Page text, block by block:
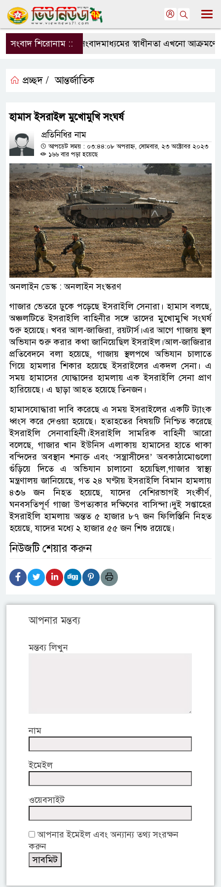
সংবাদ শিরোনাম ::সংবাদমাধ্যমের স্বাধীনতা এখনো আক্রমণের
প্রচ্ছদ / আন্তর্জাতিক
হামাস ইসরাইল মুখোমুখি সংঘর্ষ
প্রতিনিধির নাম
আপডেট সময় : ০৩:৪৪:০৮ অপরাহ্ন, সোমবার, ২৩ অক্টোবর ২০২৩
১৬৬ বার পড়া হয়েছে
অনলাইন ডেস্ক : অনলাইন সংস্করণ
গাজার ভেতরে ঢুকে পড়েছে ইসরাইলি সেনারা। হামাস বলছে,
অঞ্চলটিতে ইসরাইলি বাহিনীর সঙ্গে তাদের মুখোমুখি সংঘর্ষ
শুরু হয়েছে। খবর আল-জাজিরা, রয়টার্স।এর আগে গাজায় স্থল
অভিযান শুরু করার কথা জানিয়েছিল ইসরাইল।আল-জাজিরার
প্রতিবেদনে বলা হয়েছে, গাজায় স্থলপথে অভিযান চালাতে
গিয়ে হামলার শিকার হয়েছে ইসরাইলের একদল সেনা। এ
সময় হামাসের যোদ্ধাদের হামলায় এক ইসরাইলি সেনা প্রাণ
হারিয়েছে। এ ছাড়া আহত হয়েছে তিনজন।
হামাসযোদ্ধারা দাবি করেছে এ সময় ইসরাইলের একটি ট্যাংক
ধ্বংস করে দেওয়া হয়েছে। হতাহতের বিষয়টি নিশ্চিত করেছে
ইসরাইলি সেনাবাহিনী।ইসরাইলি সামরিক বাহিনী আরো
বলেছে, গাজার খান ইউনিস এলাকায় হামাসের হাতে থাকা
বন্দিদের অবস্থান শনাক্ত এবং ‘সন্ত্রাসীদের’ অবকাঠামোগুলো
গুঁড়িয়ে দিতে এ অভিযান চালানো হয়েছিল,গাজার স্বাস্থ্য
মন্ত্রণালয় জানিয়েছে, গত ২৪ ঘণ্টায় ইসরাইলি বিমান হামলায়
৪৩৬ জন নিহত হয়েছে, যাদের বেশিরভাগই সংকীর্ণ,
ঘনবসতিপূর্ণ গাজা উপত্যকার দক্ষিণের বাসিন্দা।দুই সপ্তাহের
ইসরাইলি হামলায় অন্তত ৫ হাজার ৮৭ জন ফিলিস্তিনি নিহত
হয়েছে, যাদের মধ্যে ২ হাজার ৫৫ জন শিশু রয়েছে।
নিউজটি শেয়ার করুন
আপনার মন্তব্য
মন্তব্য লিখুন
নাম
ইমেইল
ওয়েবসাইট
আপনার ইমেইল এবং অন্যান্য তথ্য সংরক্ষন
করুন